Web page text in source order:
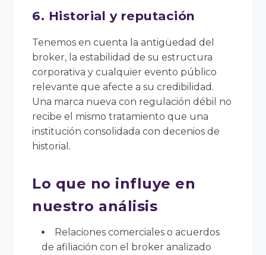
6. Historial y reputación
Tenemos en cuenta la antigüedad del
broker, la estabilidad de su estructura
corporativa y cualquier evento público
relevante que afecte a su credibilidad.
Una marca nueva con regulación débil no
recibe el mismo tratamiento que una
institución consolidada con decenios de
historial.
Lo que no influye en
nuestro análisis
Relaciones comerciales o acuerdos
de afiliación con el broker analizado